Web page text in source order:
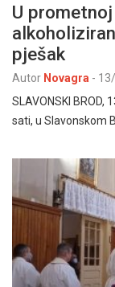
U
pješak
Autor Novagra -
SLAVONSKI BROD,
sati, u Slavonskom